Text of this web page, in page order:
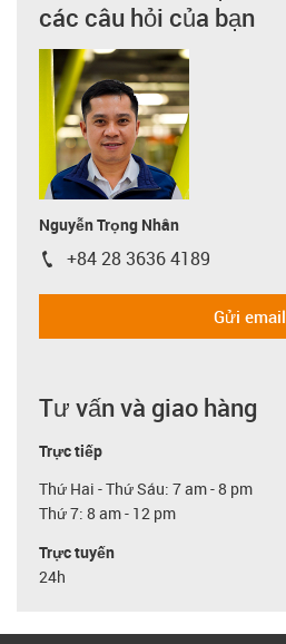
các câu hỏi của bạn
Nguyễn Trọng Nhân
igus-icon-phone
+84 28 3636 4189
Gửi email
Tư vấn và giao hàng
Trực tiếp
Thứ Hai - Thứ Sáu: 7 am - 8 pm
Thứ 7: 8 am - 12 pm
Trực tuyến
24h